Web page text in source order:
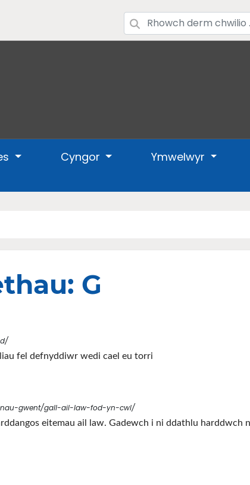
Cyngor Ymwelwyr
G
fel defnyddiwr wedi cael eu torri
gwent/gall-ail-law-fod-yn-cwl/
eitemau ail law. Gadewch i ni ddathlu harddwch